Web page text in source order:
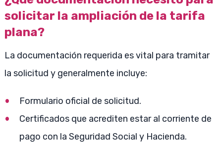
solicitar la ampliación de la tarifa
plana?
La documentación requerida es vital para tramitar
la solicitud y generalmente incluye:
Formulario oficial de solicitud.
Certificados que acrediten estar al corriente de
pago con la Seguridad Social y Hacienda.